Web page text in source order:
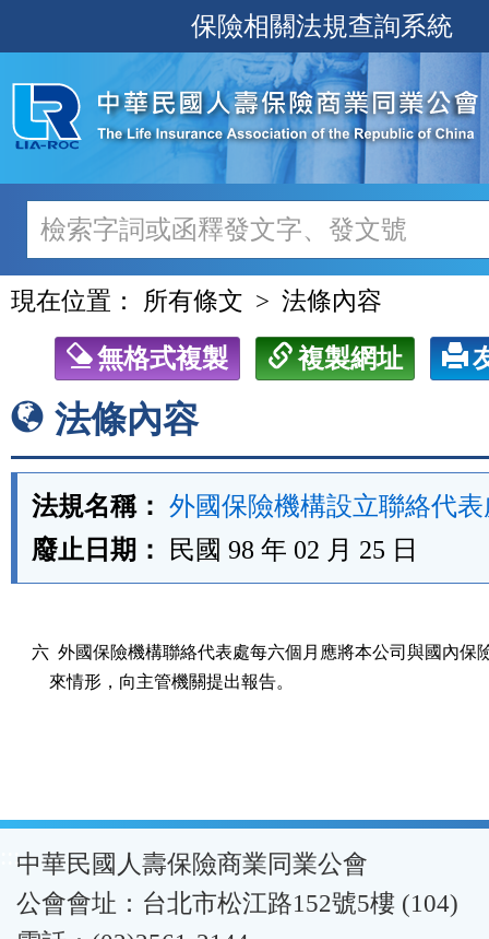
至
主
內
容
保險相關法規查詢系統
現在位置： 所有條文 法條內容
無格式複製 複製網址
法條內容
法規名稱： 外國保險機構設立聯絡代
廢止日期：
民國 98 年 02 月 25 日
六  外國保險機構聯絡代表處每六個月應將本公司與國內保
    來情形，向主管機關提出報告。
:::中華民國人壽保險商業同業公會
公會會址：台北市松江路152號5樓 (104)